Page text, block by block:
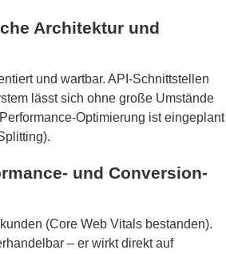
Architektur und
und wartbar. API-Schnittstellen
lässt sich ohne große Umstände
Optimierung ist eingeplant
und Conversion-
(Core Web Vitals bestanden).
– er wirkt direkt auf